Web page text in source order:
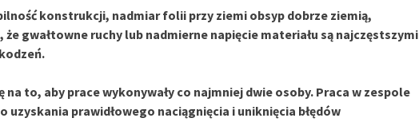
konstrukcji, nadmiar folii przy ziemi obsyp dobrze ziemią,
gwałtowne ruchy lub nadmierne napięcie materiału są najczęstszymi
to, aby prace wykonywały co najmniej dwie osoby. Praca w zespole
uzyskania prawidłowego naciągnięcia i uniknięcia błędów